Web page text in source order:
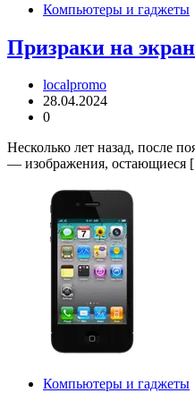
Компьютеры и гаджеты
Призраки на
localpromo
28.04.2024
0
Несколько лет назад, после
— изображения,
Компьютеры и гаджеты